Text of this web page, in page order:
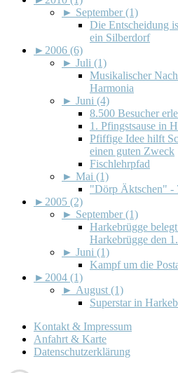
► September (1)
Die Entscheidung
ein Silberdorf
► 2006 (6)
► Juli (1)
Musikalischer
Harmonia
► Juni (4)
8.500 Besucher
1. Pfingstsause in
Pfiffige Idee hilft
einen guten Zweck
Fischlehrpfad
► Mai (1)
"Dörp Äktschen" -
► 2005 (2)
► September (1)
Harkebrügge
Harkebrügge den
► Juni (1)
Kampf um die
► 2004 (1)
► August (1)
Superstar in
Kontakt & Impressum
Anfahrt & Karte
Datenschutzerklärung